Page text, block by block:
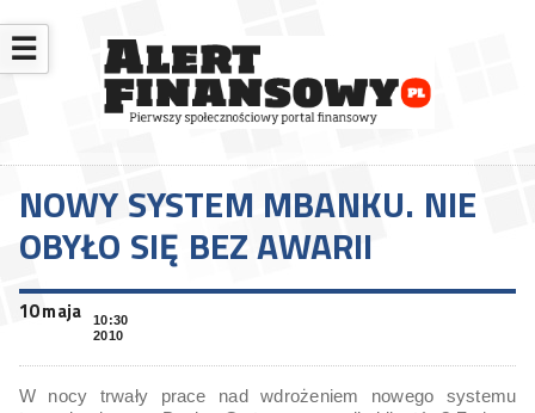
☰
NOWY SYSTEM MBANKU. NIE
OBYŁO SIĘ BEZ AWARII
10 maja
10:30
2010
W nocy trwały prace nad wdrożeniem nowego systemu